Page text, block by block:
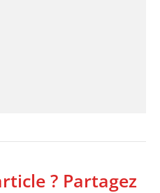
? Partagez